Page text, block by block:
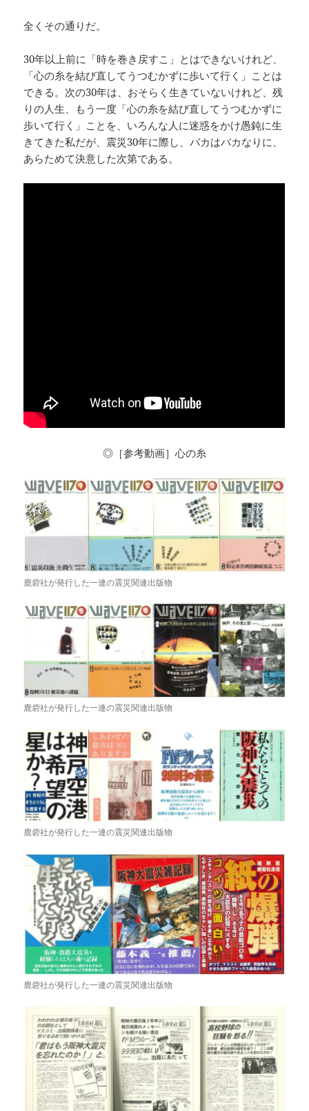
全くその通りだ。
30年以上前に「時を巻き戻すこ」とはできないけれど、
「心の糸を結び直してうつむかずに歩いて行く」ことは
できる。次の30年は、おそらく生きていないけれど、残
りの人生、もう一度「心の糸を結び直してうつむかずに
歩いて行く」ことを、いろんな人に迷惑をかけ愚鈍に生
きてきた私だが、震災30年に際し、バカはバカなりに、
あらためて決意した次第である。
◎［参考動画］心の糸
鹿砦社が発行した一連の震災関連出版物
鹿砦社が発行した一連の震災関連出版物
鹿砦社が発行した一連の震災関連出版物
鹿砦社が発行した一連の震災関連出版物